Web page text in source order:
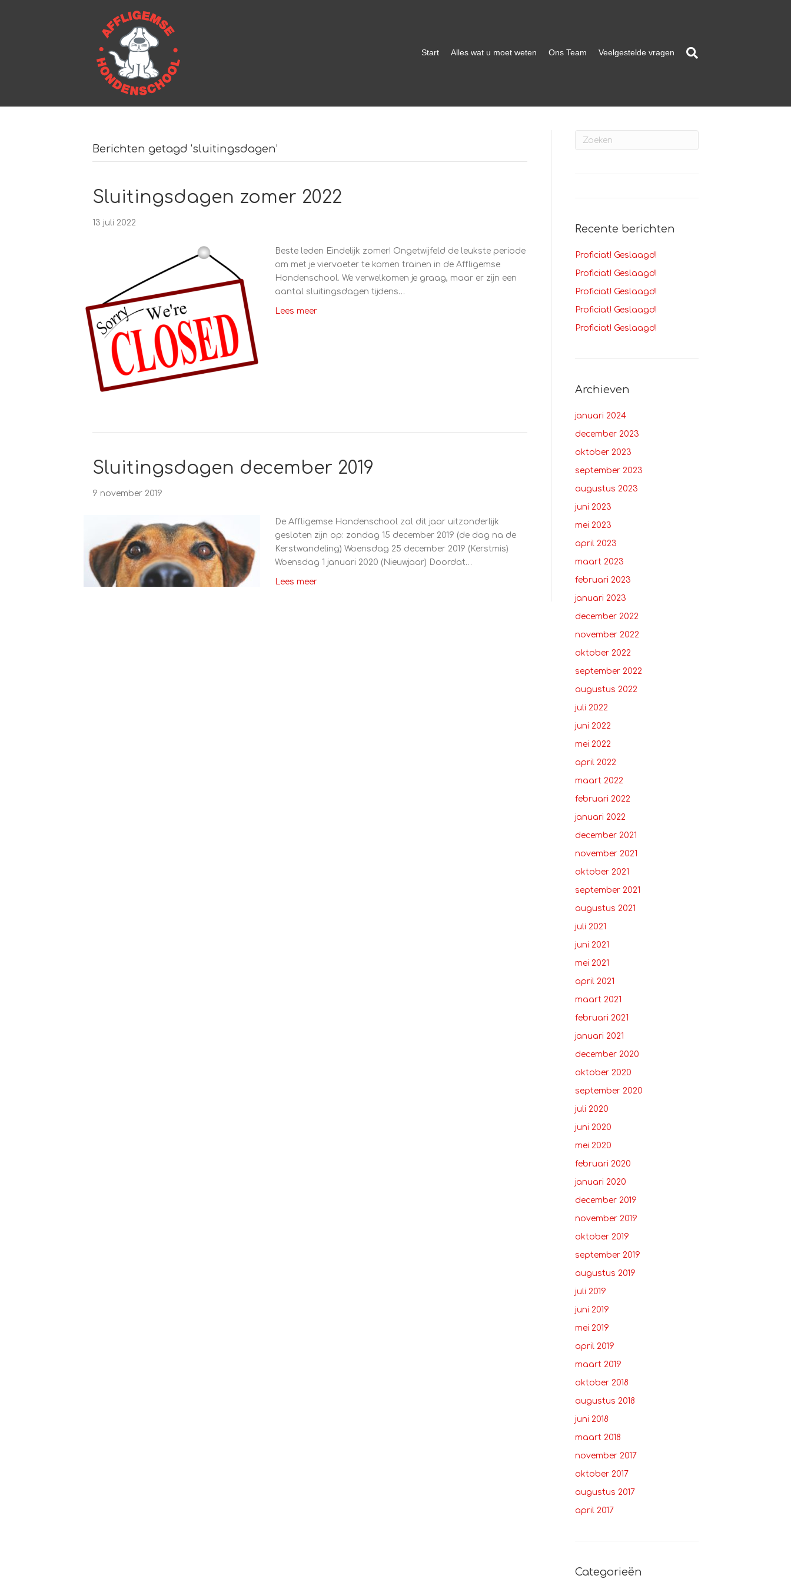
Start Alles wat u moet weten Ons Team Veelgestelde vragen
Berichten getagd ‘sluitingsdagen’
Sluitingsdagen zomer 2022
13 juli 2022
Beste leden Eindelijk zomer! Ongetwijfeld de leukste periode
om met je viervoeter te komen trainen in de Affligemse
Hondenschool. We verwelkomen je graag, maar er zijn een
aantal sluitingsdagen tijdens…
Lees meer
Sluitingsdagen december 2019
9 november 2019
De Affligemse Hondenschool zal dit jaar uitzonderlijk
gesloten zijn op: zondag 15 december 2019 (de dag na de
Kerstwandeling) Woensdag 25 december 2019 (Kerstmis)
Woensdag 1 januari 2020 (Nieuwjaar) Doordat…
Lees meer
Recente berichten
Proficiat! Geslaagd!
Proficiat! Geslaagd!
Proficiat! Geslaagd!
Proficiat! Geslaagd!
Proficiat! Geslaagd!
Archieven
januari 2024
december 2023
oktober 2023
september 2023
augustus 2023
juni 2023
mei 2023
april 2023
maart 2023
februari 2023
januari 2023
december 2022
november 2022
oktober 2022
september 2022
augustus 2022
juli 2022
juni 2022
mei 2022
april 2022
maart 2022
februari 2022
januari 2022
december 2021
november 2021
oktober 2021
september 2021
augustus 2021
juli 2021
juni 2021
mei 2021
april 2021
maart 2021
februari 2021
januari 2021
december 2020
oktober 2020
september 2020
juli 2020
juni 2020
mei 2020
februari 2020
januari 2020
december 2019
november 2019
oktober 2019
september 2019
augustus 2019
juli 2019
juni 2019
mei 2019
april 2019
maart 2019
oktober 2018
augustus 2018
juni 2018
maart 2018
november 2017
oktober 2017
augustus 2017
april 2017
Categorieën